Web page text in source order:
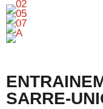
SARRE-